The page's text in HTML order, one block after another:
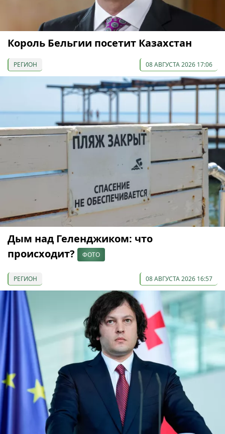
Король Бельгии посетит Казахстан
РЕГИОН 08 АВГУСТА 2026 17:06
Дым над Геленджиком: что
происходит?
ФОТО
РЕГИОН 08 АВГУСТА 2026 16:57